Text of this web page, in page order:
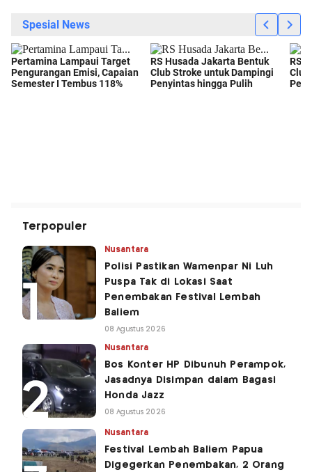
Terpopuler
Nusantara
Polisi Pastikan Wamenpar Ni Luh
Puspa Tak di Lokasi Saat
Penembakan Festival Lembah
Baliem
08 Agustus 2026
Nusantara
Bos Konter HP Dibunuh Perampok,
Jasadnya Disimpan dalam Bagasi
Honda Jazz
08 Agustus 2026
Nusantara
Festival Lembah Baliem Papua
Digegerkan Penembakan, 2 Orang